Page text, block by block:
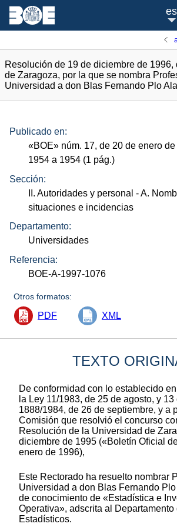
es
Resolución de 19 de diciembre de 1996,
de Zaragoza, por la que se nombra
Universidad a don Blas Fernando Plo
Publicado en:
«BOE» núm. 17, de 20 de enero
1954 a 1954 (1 pág.)
Sección:
II. Autoridades y personal - A.
situaciones e incidencias
Departamento:
Universidades
Referencia:
BOE-A-1997-1076
Otros formatos:
PDF XML
TEXTO
De conformidad con lo establecido
la Ley 11/1983, de 25 de agosto, y
1888/1984, de 26 de septiembre, y a
Comisión que resolvió el concurso
Resolución de la Universidad de
diciembre de 1995 («Boletín Oficial
enero de 1996),
Este Rectorado ha resuelto nombrar
Universidad a don Blas Fernando
de conocimiento de «Estadística e
Operativa», adscrita al Departamento
Estadísticos.